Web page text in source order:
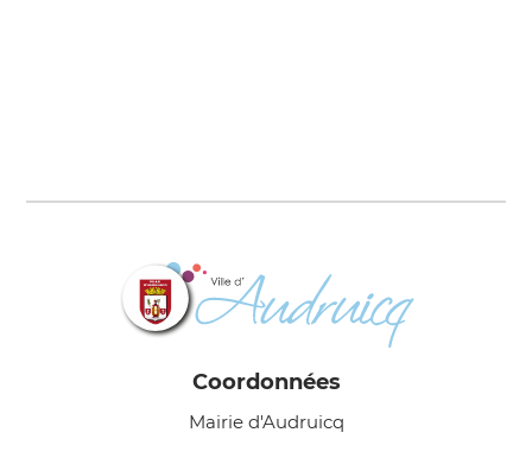
Coordonnées
Mairie d'Audruicq